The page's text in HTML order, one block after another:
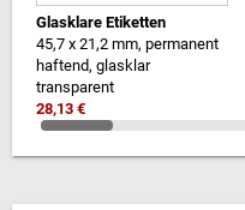
Glasklare Etiketten
45,7 x 21,2 mm, permanent
haftend, glasklar
transparent
28,13 €